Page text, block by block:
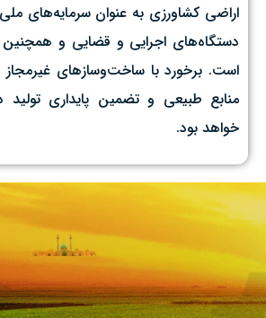
اراضی کشاورزی به عنوان سرمایه‌های
دستگاه‌های اجرایی و قضایی و
است. برخورد با ساخت‌وسازهای
منابع طبیعی و تضمین پایداری
خواهد بود.